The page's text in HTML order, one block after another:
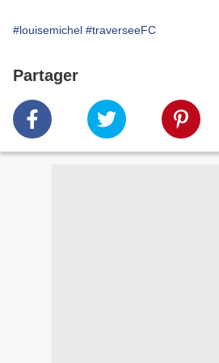
#louisemichel #traverseeFC
Partager